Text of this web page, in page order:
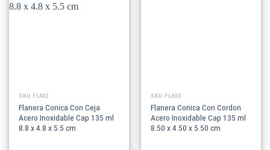
SKU: FLA02
Flanera Conica Con Ceja
Acero Inoxidable Cap 135 ml
8.8 x 4.8 x 5.5 cm
SKU: FLA03
Flanera Conica Con Cordon
Acero Inoxidable Cap 135 ml
8.50 x 4.50 x 5.50 cm